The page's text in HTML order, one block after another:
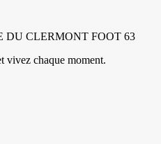
DU CLERMONT FOOT 63
vivez chaque moment.